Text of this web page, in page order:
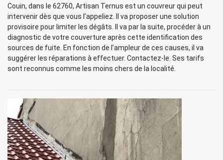
Couin, dans le 62760, Artisan Ternus est un couvreur qui peut
intervenir dès que vous l’appeliez. Il va proposer une solution
provisoire pour limiter les dégâts. Il va par la suite, procéder à un
diagnostic de votre couverture après cette identification des
sources de fuite. En fonction de l’ampleur de ces causes, il va
suggérer les réparations à effectuer. Contactez-le. Ses tarifs
sont reconnus comme les moins chers de la localité.